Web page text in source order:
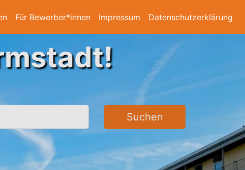
Für Bewerber*innen Impressum Datenschutzerklärung
Suchen